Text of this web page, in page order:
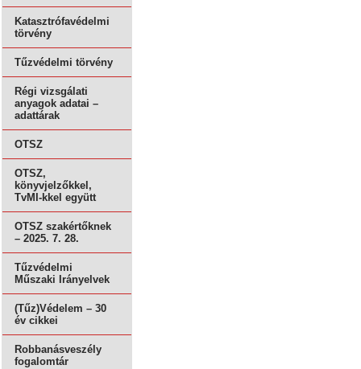
Katasztrófavédelmi
törvény
Tűzvédelmi törvény
Régi vizsgálati
anyagok adatai –
adattárak
OTSZ
OTSZ,
könyvjelzőkkel,
TvMI-kkel együtt
OTSZ szakértőknek
– 2025. 7. 28.
Tűzvédelmi
Műszaki Irányelvek
(Tűz)Védelem – 30
év cikkei
Robbanásveszély
fogalomtár